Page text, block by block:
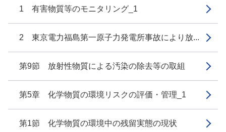
1 有害物質等のモニタリング_1
2 東京電力福島第一原子力発電所事故により放...
第9節 放射性物質による汚染の除去等の取組
第5章 化学物質の環境リスクの評価・管理_1
第1節 化学物質の環境中の残留実態の現状